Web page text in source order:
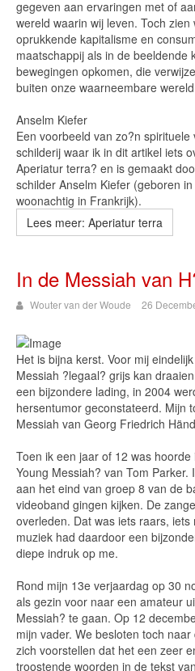
gegeven aan ervaringen met of
wereld waarin wij leven. Toch
oprukkende kapitalisme en
maatschappij als in de beeldende
bewegingen opkomen, die
buiten onze waarneembare
Anselm Kiefer
Een voorbeeld van zo?n
schilderij waar ik in dit artikel iets
Aperiatur terra? en is gemaakt
schilder Anselm Kiefer (geboren
woonachtig in Frankrijk).
Lees meer: Aperiatur terra
In de Messiah van
Wouter van der Woude 26
Het is bijna kerst. Voor mij
Messiah ?legaal? grijs kan
een bijzondere lading, in 2004
hersentumor geconstateerd. Mijn
Messiah van Georg Friedrich
Toen ik een jaar of 12 was
Young Messiah? van Tom
aan het eind van groep 8 van de
videoband gingen kijken. De
overleden. Dat was iets raars,
muziek had daardoor een
diepe indruk op me.
Rond mijn 13e verjaardag op 30
als gezin voor naar een amateur
Messiah? te gaan. Op 12
mijn vader. We besloten toch
zich voorstellen dat het een zeer
troostende woorden in de tekst